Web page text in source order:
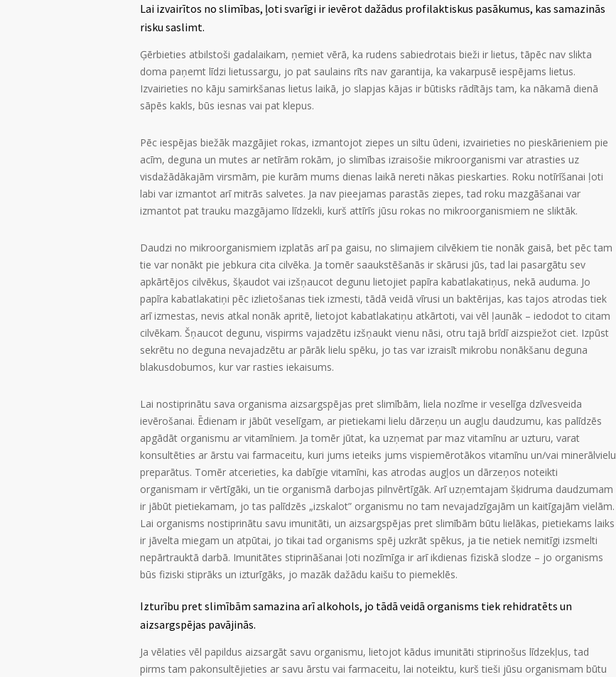
Lai izvairītos no slimības, ļoti svarīgi ir ievērot dažādus profilaktiskus pasākumus, kas samazinās
risku saslimt.
Ģērbieties atbilstoši gadalaikam, ņemiet vērā, ka rudens sabiedrotais bieži ir lietus, tāpēc nav slikta
doma paņemt līdzi lietussargu, jo pat saulains rīts nav garantija, ka vakarpusē iespējams lietus.
Izvairieties no kāju samirkšanas lietus laikā, jo slapjas kājas ir būtisks rādītājs tam, ka nākamā dienā
sāpēs kakls, būs iesnas vai pat klepus.
Pēc iespējas biežāk mazgājiet rokas, izmantojot ziepes un siltu ūdeni, izvairieties no pieskārieniem pie
acīm, deguna un mutes ar netīrām rokām, jo slimības izraisošie mikroorganismi var atrasties uz
visdažādākajām virsmām, pie kurām mums dienas laikā nereti nākas pieskarties. Roku notīrīšanai ļoti
labi var izmantot arī mitrās salvetes. Ja nav pieejamas parastās ziepes, tad roku mazgāšanai var
izmantot pat trauku mazgājamo līdzekli, kurš attīrīs jūsu rokas no mikroorganismiem ne sliktāk.
Daudzi no mikroorganismiem izplatās arī pa gaisu, no slimajiem cilvēkiem tie nonāk gaisā, bet pēc tam
tie var nonākt pie jebkura cita cilvēka. Ja tomēr saaukstēšanās ir skārusi jūs, tad lai pasargātu sev
apkārtējos cilvēkus, šķaudot vai izšņaucot degunu lietojiet papīra kabatlakatiņus, nekā auduma. Jo
papīra kabatlakatiņi pēc izlietošanas tiek izmesti, tādā veidā vīrusi un baktērijas, kas tajos atrodas tiek
arī izmestas, nevis atkal nonāk apritē, lietojot kabatlakatiņu atkārtoti, vai vēl ļaunāk – iedodot to citam
cilvēkam. Šņaucot degunu, vispirms vajadzētu izšņaukt vienu nāsi, otru tajā brīdī aizspiežot ciet. Izpūst
sekrētu no deguna nevajadzētu ar pārāk lielu spēku, jo tas var izraisīt mikrobu nonākšanu deguna
blakusdobumos, kur var rasties iekaisums.
Lai nostiprinātu sava organisma aizsargspējas pret slimībām, liela nozīme ir veselīga dzīvesveida
ievērošanai. Ēdienam ir jābūt veselīgam, ar pietiekami lielu dārzeņu un augļu daudzumu, kas palīdzēs
apgādāt organismu ar vitamīniem. Ja tomēr jūtat, ka uzņemat par maz vitamīnu ar uzturu, varat
konsultēties ar ārstu vai farmaceitu, kuri jums ieteiks jums vispiemērotākos vitamīnu un/vai minerālvielu
preparātus. Tomēr atcerieties, ka dabīgie vitamīni, kas atrodas augļos un dārzeņos noteikti
organismam ir vērtīgāki, un tie organismā darbojas pilnvērtīgāk. Arī uzņemtajam šķidruma daudzumam
ir jābūt pietiekamam, jo tas palīdzēs „izskalot” organismu no tam nevajadzīgajām un kaitīgajām vielām.
Lai organisms nostiprinātu savu imunitāti, un aizsargspējas pret slimībām būtu lielākas, pietiekams laiks
ir jāvelta miegam un atpūtai, jo tikai tad organisms spēj uzkrāt spēkus, ja tie netiek nemitīgi izsmelti
nepārtrauktā darbā. Imunitātes stiprināšanai ļoti nozīmīga ir arī ikdienas fiziskā slodze – jo organisms
būs fiziski stiprāks un izturīgāks, jo mazāk dažādu kaišu to piemeklēs.
Izturību pret slimībām samazina arī alkohols, jo tādā veidā organisms tiek rehidratēts un
aizsargspējas pavājinās.
Ja vēlaties vēl papildus aizsargāt savu organismu, lietojot kādus imunitāti stiprinošus līdzekļus, tad
pirms tam pakonsultējieties ar savu ārstu vai farmaceitu, lai noteiktu, kurš tieši jūsu organismam būtu